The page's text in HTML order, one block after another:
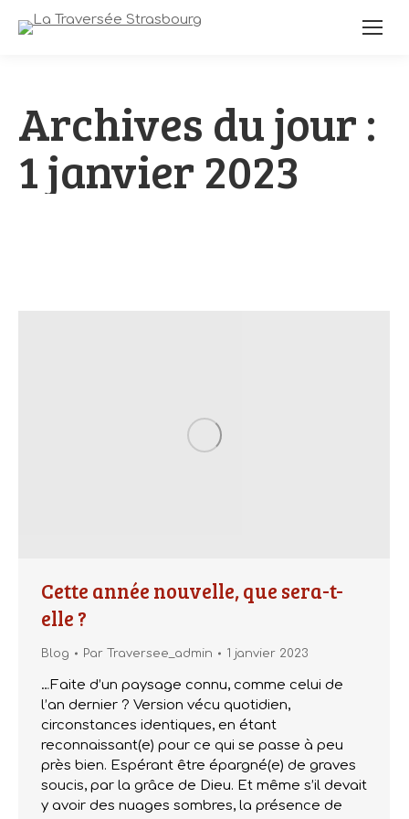
Archives du jour :
1 janvier 2023
Cette année nouvelle, que sera-t-
elle ?
Blog Par Traversee_admin 1 janvier 2023
…Faite d’un paysage connu, comme celui de
l’an dernier ? Version vécu quotidien,
circonstances identiques, en étant
reconnaissant(e) pour ce qui se passe à peu
près bien. Espérant être épargné(e) de graves
soucis, par la grâce de Dieu. Et même s’il devait
y avoir des nuages sombres, la présence de